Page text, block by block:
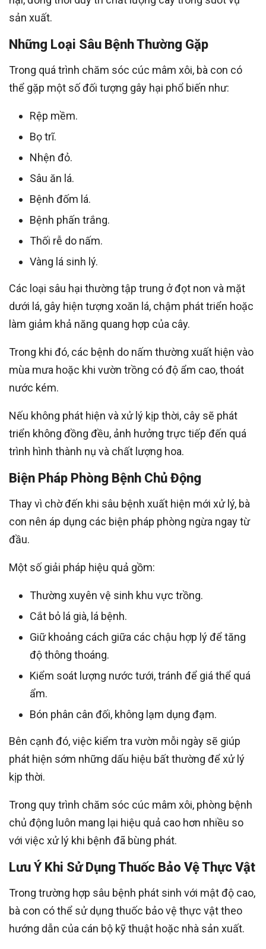
sản xuất.
Những Loại Sâu Bệnh Thường Gặp
Trong quá trình chăm sóc cúc mâm xôi, bà con có
thể gặp một số đối tượng gây hại phổ biến như:
Rệp mềm.
Bọ trĩ.
Nhện đỏ.
Sâu ăn lá.
Bệnh đốm lá.
Bệnh phấn trắng.
Thối rễ do nấm.
Vàng lá sinh lý.
Các loại sâu hại thường tập trung ở đọt non và mặt
dưới lá, gây hiện tượng xoăn lá, chậm phát triển hoặc
làm giảm khả năng quang hợp của cây.
Trong khi đó, các bệnh do nấm thường xuất hiện vào
mùa mưa hoặc khi vườn trồng có độ ẩm cao, thoát
nước kém.
Nếu không phát hiện và xử lý kịp thời, cây sẽ phát
triển không đồng đều, ảnh hưởng trực tiếp đến quá
trình hình thành nụ và chất lượng hoa.
Biện Pháp Phòng Bệnh Chủ Động
Thay vì chờ đến khi sâu bệnh xuất hiện mới xử lý, bà
con nên áp dụng các biện pháp phòng ngừa ngay từ
đầu.
Một số giải pháp hiệu quả gồm:
Thường xuyên vệ sinh khu vực trồng.
Cắt bỏ lá già, lá bệnh.
Giữ khoảng cách giữa các chậu hợp lý để tăng
độ thông thoáng.
Kiểm soát lượng nước tưới, tránh để giá thể quá
ẩm.
Bón phân cân đối, không lạm dụng đạm.
Bên cạnh đó, việc kiểm tra vườn mỗi ngày sẽ giúp
phát hiện sớm những dấu hiệu bất thường để xử lý
kịp thời.
Trong quy trình chăm sóc cúc mâm xôi, phòng bệnh
chủ động luôn mang lại hiệu quả cao hơn nhiều so
với việc xử lý khi bệnh đã bùng phát.
Lưu Ý Khi Sử Dụng Thuốc Bảo Vệ Thực Vật
Trong trường hợp sâu bệnh phát sinh với mật độ cao,
bà con có thể sử dụng thuốc bảo vệ thực vật theo
hướng dẫn của cán bộ kỹ thuật hoặc nhà sản xuất.